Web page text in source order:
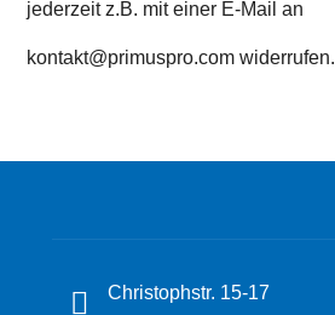
jederzeit z.B. mit einer E-Mail an
kontakt@primuspro.com widerrufen.
Christophstr. 15-17